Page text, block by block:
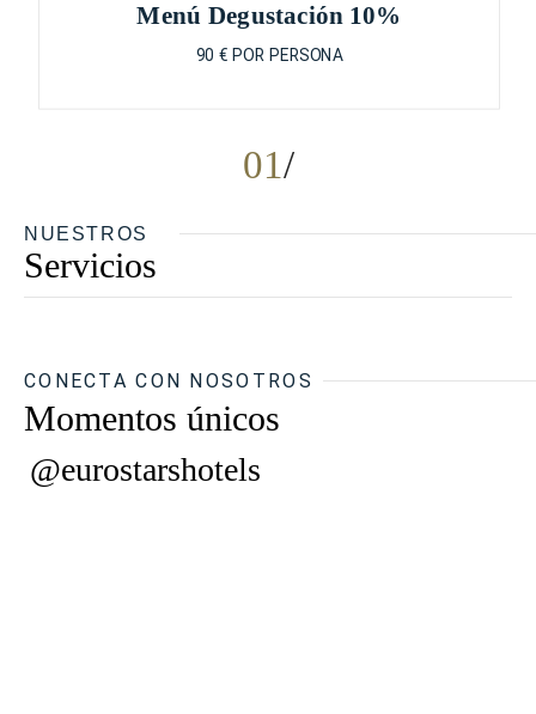
01
Menú Degustación 10%
90 € POR PERSONA
NUESTROS
Servicios
CONECTA CON NOSOTROS
Momentos únicos
@eurostarshotels